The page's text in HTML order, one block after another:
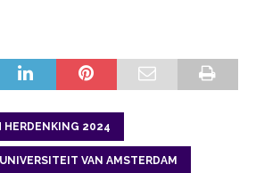
HERDENKING 2024
UNIVERSITEIT VAN AMSTERDAM